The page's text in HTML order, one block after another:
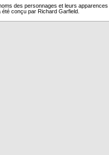
des personnages et leurs
conçu par Richard Garfield.